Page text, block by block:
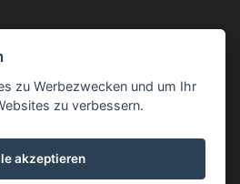
Spaneco
zu Werbezwecken und um Ihr
zu verbessern.
akzeptieren